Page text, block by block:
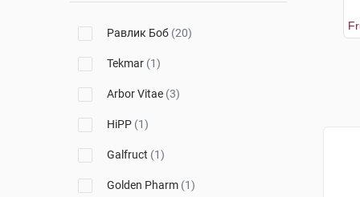
Равлик Боб (20)
Tekmar (1)
Arbor Vitae (3)
HiPP (1)
Galfruct (1)
Golden Pharm (1)